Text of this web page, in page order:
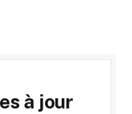
à jour